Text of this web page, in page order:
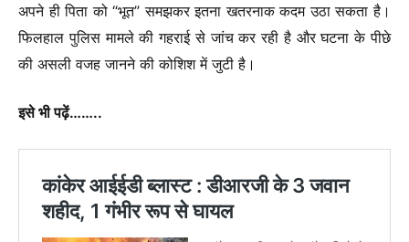
अपने ही पिता को “भूत” समझकर इतना खतरनाक कदम उठा सकता है।
फिलहाल पुलिस मामले की गहराई से जांच कर रही है और घटना के पीछे
की असली वजह जानने की कोशिश में जुटी है।
इसे भी पढ़ें……..